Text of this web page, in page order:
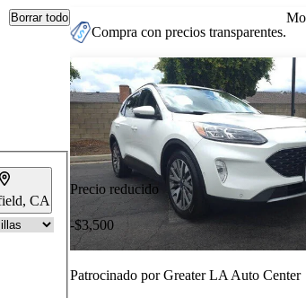
Borrar todo
CA
Compra con precios transparentes.
Precio reducido
-$3,500
Patrocinado porGreater LA Auto Center